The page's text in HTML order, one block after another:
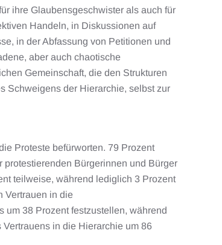
ihre Glaubensgeschwister als auch für
Handeln, in Diskussionen auf
in der Abfassung von Petitionen und
aber auch chaotische
Gemeinschaft, die den Strukturen
Schweigens der Hierarchie, selbst zur
Proteste befürworten. 79 Prozent
Bürgerinnen und Bürger
teilweise, während lediglich 3 Prozent
Vertrauen in die
um 38 Prozent festzustellen, während
in die Hierarchie um 86